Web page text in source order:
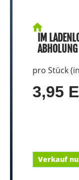
IM
ABHOLUNG
pro Stück
3,95
Verkauf